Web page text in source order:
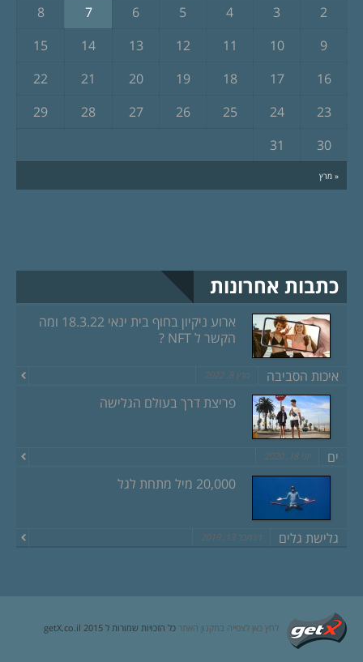
« מרץ
2
3
4
5
6
7
8
9
10
11
12
13
14
15
16
17
18
19
20
21
22
23
24
25
26
27
28
29
30
31
כתבות אחרונות
ארוע ניקיון בחוף בית ינאי 18.3.22 ומה
הקשר ל NFT ?
איכות הסביבה מרץ 8, 2022
פריצת דרך בעולם הגלישה
ים יוני 18, 2020
20,000 מיל מתחת לגל
גלישת גלים דצמבר 13, 2019
לחץ כאן לצפייה בתקנון האתר כל הזכויות שמורות ל getX.co.il 2015